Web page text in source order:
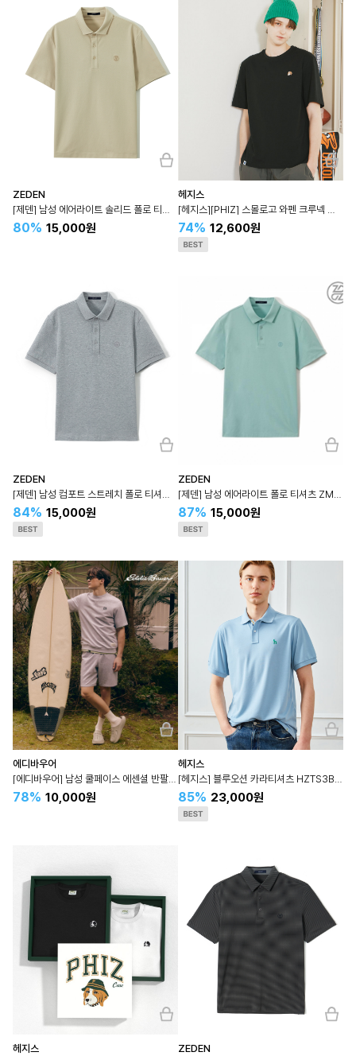
ZEDEN
[제덴] 남성 에어라이트 솔리드 폴로 티셔츠 ZMTS5B002
80% 15,000원
헤지스
[헤지스][PHIZ] 스몰로고 와펜 크루넥 반팔 티셔츠 SPTS4E201
74% 12,600원
ZEDEN
[제덴] 남성 컴포트 스트레치 폴로 티셔츠 ZMTS5B003
84% 15,000원
ZEDEN
[제덴] 남성 에어라이트 폴로 티셔츠 ZMTS5B001
87% 15,000원
에디바우어
[에디바우어] 남성 쿨페이스 에센셜 반팔맨투맨 단품 CJEDMTS4B901N
78% 10,000원
헤지스
[헤지스] 블루오션 카라티셔츠 HZTS3B404
85% 23,000원
헤지스
ZEDEN